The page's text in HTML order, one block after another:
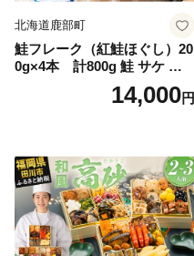
北海道鹿部町
鮭フレーク（紅鮭ほぐし）20
0g×4本 計800g 鮭 サケ 鮭
ほぐし サケフレーク シャケ
フレーク 鮭フレーク14,000円